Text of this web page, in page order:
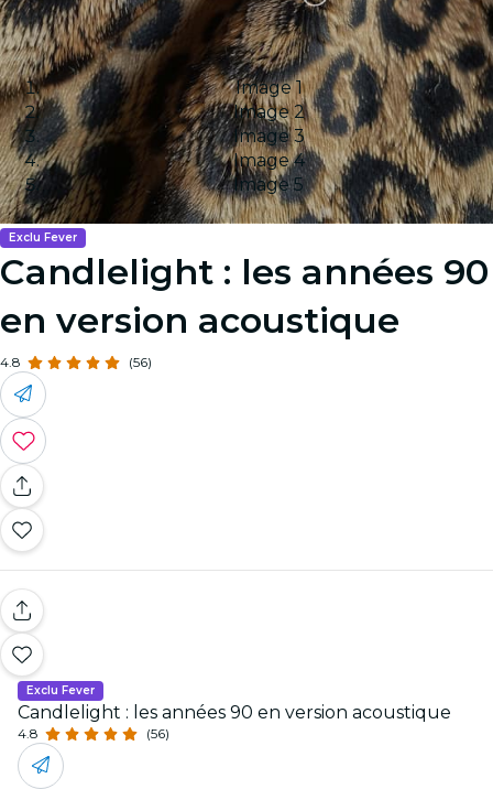
Image 1
Image 2
Image 3
Image 4
Image 5
Exclu Fever
Candlelight : les années 90
en version acoustique
4.8 (56)
Exclu Fever
Candlelight : les années 90 en version acoustique
4.8 (56)